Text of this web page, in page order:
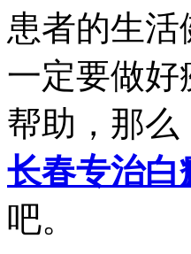
患者的生
一定要做
帮助，那
长春专治白
吧。